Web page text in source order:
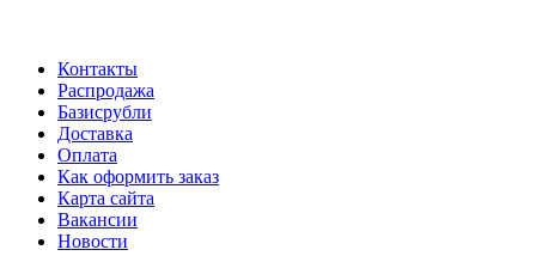
Контакты
Распродажа
Базисрубли
Доставка
Оплата
Как оформить заказ
Карта сайта
Вакансии
Новости